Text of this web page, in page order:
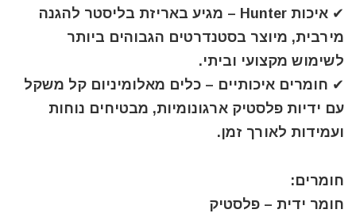
✔ איכות Hunter – מגיע באריזת בליסטר להגנה
מירבית, מיוצר בסטנדרטים הגבוהים ביותר
לשימוש מקצועי וביתי.
✔ חומרים איכותיים – כלים מאלומיניום קל משקל
עם ידיות פלסטיק ארגונומיות, מבטיחים נוחות
ועמידות לאורך זמן.
חומרים:
חומר ידית – פלסטיק